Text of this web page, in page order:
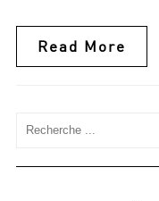
Read More